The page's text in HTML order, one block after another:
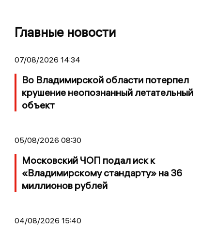
Главные новости
07/08/2026 14:34
Во Владимирской области потерпел
крушение неопознанный летательный
объект
05/08/2026 08:30
Московский ЧОП подал иск к
«Владимирскому стандарту» на 36
миллионов рублей
04/08/2026 15:40